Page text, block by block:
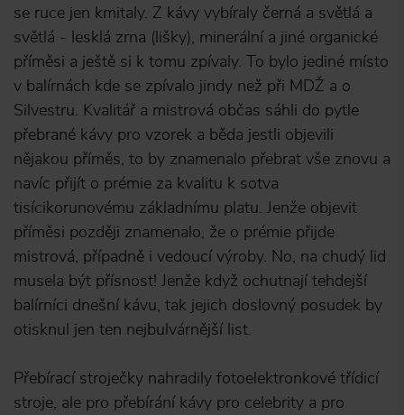
se ruce jen kmitaly. Z kávy vybíraly černá a světlá a
světlá - lesklá zrna (lišky), minerální a jiné organické
příměsi a ještě si k tomu zpívaly. To bylo jediné místo
v balírnách kde se zpívalo jindy než při MDŽ a o
Silvestru. Kvalitář a mistrová občas sáhli do pytle
přebrané kávy pro vzorek a běda jestli objevili
nějakou příměs, to by znamenalo přebrat vše znovu a
navíc přijít o prémie za kvalitu k sotva
tisícikorunovému základnímu platu. Jenže objevit
příměsi později znamenalo, že o prémie přijde
mistrová, případně i vedoucí výroby. No, na chudý lid
musela být přísnost! Jenže když ochutnají tehdejší
balírníci dnešní kávu, tak jejich doslovný posudek by
otisknul jen ten nejbulvárnější list.
Přebírací stroječky nahradily fotoelektronkové třídicí
stroje, ale pro přebírání kávy pro celebrity a pro